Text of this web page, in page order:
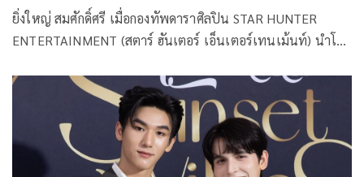
ยิ่งใหญ่ สมศักดิ์ศรี เมื่อกองทัพดาราศิลปิน STAR HUNTER
ENTERTAINMENT (สตาร์ ฮันเตอร์ เอ็นเตอร์เทนเม้นท์) นำโดย
Opening “HUNTER VILLAGE By STAR HUNTER
ENTERTAINMENT” อย่างเป็นทางการ